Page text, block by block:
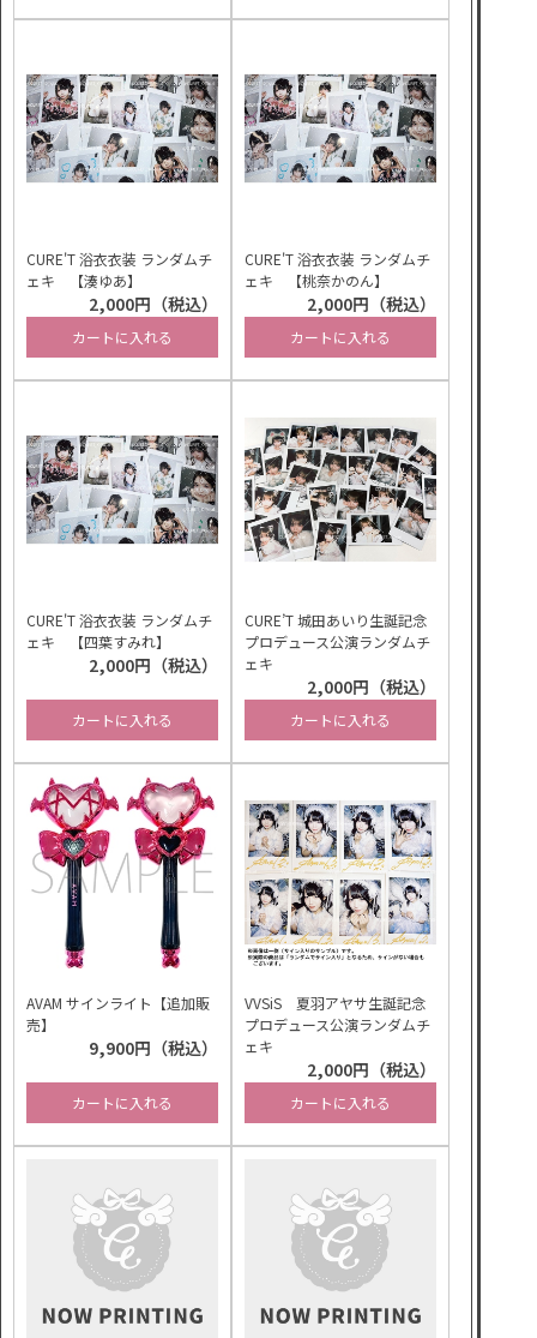
CURE'T 浴衣衣装 ランダムチ
ェキ 【湊ゆあ】
2,000円（税込）
カートに入れる
CURE'T 浴衣衣装 ランダムチ
ェキ 【桃奈かのん】
2,000円（税込）
カートに入れる
CURE'T 浴衣衣装 ランダムチ
ェキ 【四葉すみれ】
2,000円（税込）
カートに入れる
CURE’T 城田あいり生誕記念
プロデュース公演ランダムチ
ェキ
2,000円（税込）
カートに入れる
AVAM サインライト【追加販
売】
9,900円（税込）
カートに入れる
VVSiS 夏羽アヤサ生誕記念
プロデュース公演ランダムチ
ェキ
2,000円（税込）
カートに入れる